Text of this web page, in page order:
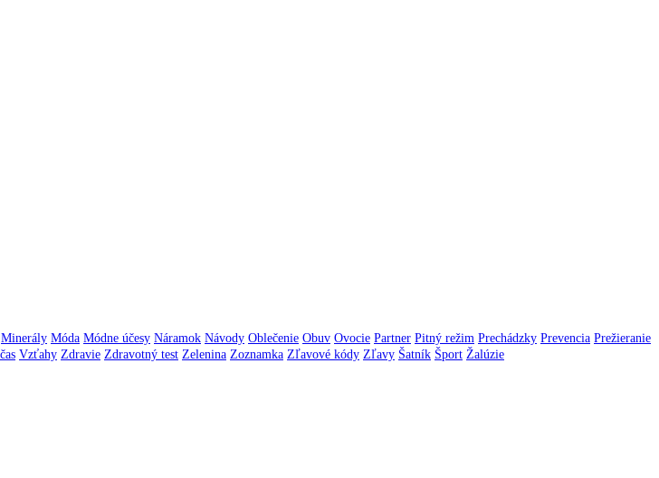
Minerály Móda Módne účesy Náramok Návody Oblečenie Obuv Ovocie Partner Pitný režim Prechádzky Prevencia Prežieranie
Vzťahy Zdravie Zdravotný test Zelenina Zoznamka Zľavové kódy Zľavy Šatník Šport Žalúzie